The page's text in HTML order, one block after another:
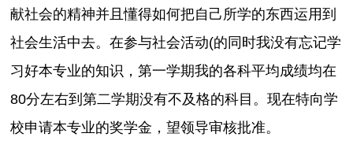
献社会的精神并且懂得如何把自己所学的东西运用到
社会生活中去。在参与社会活动(的同时我没有忘记学
习好本专业的知识，第一学期我的各科平均成绩均在
80分左右到第二学期没有不及格的科目。现在特向学
校申请本专业的奖学金，望领导审核批准。